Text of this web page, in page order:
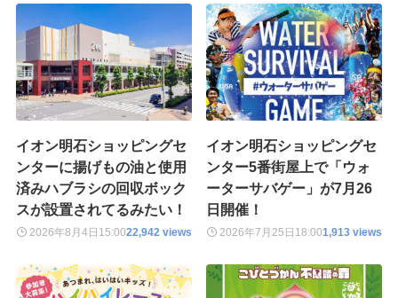
イオン明石ショッピングセ
ンターに揚げもの油と使用
済みハブラシの回収ボック
スが設置されてるみたい！
2026年8月4日 15:0022,942 views
イオン明石ショッピングセ
ンター5番街屋上で「ウォ
ーターサバゲー」が7月26
日開催！
2026年7月25日 18:001,913 views